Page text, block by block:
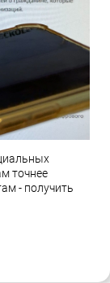
точнее
- получить